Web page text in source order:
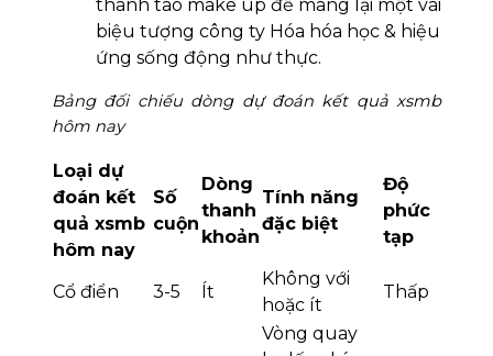
thanh tao make up để mang lại một vài
biệu tượng công ty Hóa hóa học & hiệu
ứng sống động như thực.
Bảng đối chiếu dòng dự đoán kết quả xsmb
hôm nay
Loại dự
đoán kết
quả xsmb
hôm nay
Số
cuộn
Dòng
thanh
khoản
Tính năng
đặc biệt
Độ
phức
tạp
Cổ điển 3-5 Ít
Không với
hoặc ít
Thấp
Vòng quay